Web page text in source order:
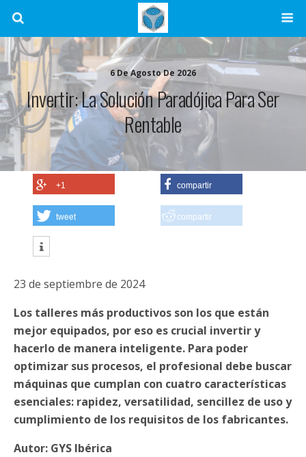
6 De Agosto De 2026
Invertir: La Solución Paradójica Para Ser
Rentable
+1 compartir
tweet compartir
23 de septiembre de 2024
Los talleres más productivos son los que están
mejor equipados, por eso es crucial invertir y
hacerlo de manera inteligente. Para poder
optimizar sus procesos, el profesional debe buscar
máquinas que cumplan con cuatro características
esenciales: rapidez, versatilidad, sencillez de uso y
cumplimiento de los requisitos de los fabricantes.
Autor: GYS Ibérica